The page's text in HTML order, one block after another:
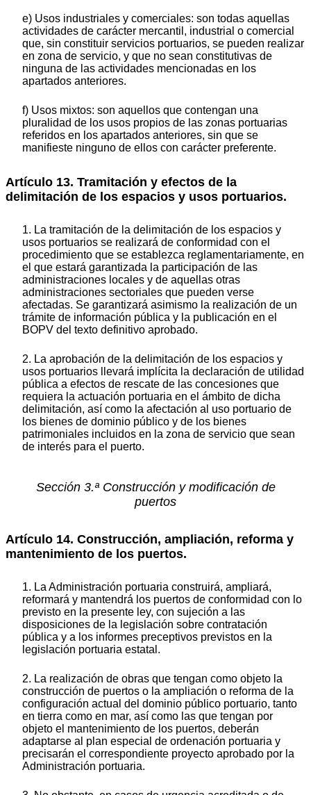
e) Usos industriales y comerciales: son todas aquellas
actividades de carácter mercantil, industrial o comercial
que, sin constituir servicios portuarios, se pueden realizar
en zona de servicio, y que no sean constitutivas de
ninguna de las actividades mencionadas en los
apartados anteriores.
f) Usos mixtos: son aquellos que contengan una
pluralidad de los usos propios de las zonas portuarias
referidos en los apartados anteriores, sin que se
manifieste ninguno de ellos con carácter preferente.
Artículo 13. Tramitación y efectos de la
delimitación de los espacios y usos portuarios.
1. La tramitación de la delimitación de los espacios y
usos portuarios se realizará de conformidad con el
procedimiento que se establezca reglamentariamente, en
el que estará garantizada la participación de las
administraciones locales y de aquellas otras
administraciones sectoriales que pueden verse
afectadas. Se garantizará asimismo la realización de un
trámite de información pública y la publicación en el
BOPV del texto definitivo aprobado.
2. La aprobación de la delimitación de los espacios y
usos portuarios llevará implícita la declaración de utilidad
pública a efectos de rescate de las concesiones que
requiera la actuación portuaria en el ámbito de dicha
delimitación, así como la afectación al uso portuario de
los bienes de dominio público y de los bienes
patrimoniales incluidos en la zona de servicio que sean
de interés para el puerto.
Sección 3.ª Construcción y modificación de
puertos
Artículo 14. Construcción, ampliación, reforma y
mantenimiento de los puertos.
1. La Administración portuaria construirá, ampliará,
reformará y mantendrá los puertos de conformidad con lo
previsto en la presente ley, con sujeción a las
disposiciones de la legislación sobre contratación
pública y a los informes preceptivos previstos en la
legislación portuaria estatal.
2. La realización de obras que tengan como objeto la
construcción de puertos o la ampliación o reforma de la
configuración actual del dominio público portuario, tanto
en tierra como en mar, así como las que tengan por
objeto el mantenimiento de los puertos, deberán
adaptarse al plan especial de ordenación portuaria y
precisarán el correspondiente proyecto aprobado por la
Administración portuaria.